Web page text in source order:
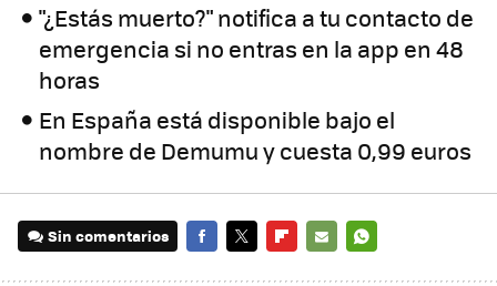
"¿Estás muerto?" notifica a tu contacto de
emergencia si no entras en la app en 48
horas
En España está disponible bajo el
nombre de Demumu y cuesta 0,99 euros
Sin comentarios